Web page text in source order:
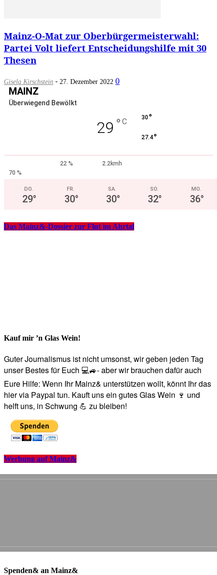
Mainz-O-Mat zur Oberbürgermeisterwahl:
Partei Volt liefert Entscheidungshilfe mit 30
Thesen
Gisela Kirschstein - 27. Dezember 2022 0
MAINZ
Überwiegend Bewölkt
29 ° C 30°
27.4°
22 %
2.2kmh
70 %
DO.
29°
FR.
30°
SA.
30°
SO.
32°
MO.
36°
Das Mainz&-Dossier zur Flut im Ahrtal
Kauf mir ’n Glas Wein!
Guter Journalismus ist nicht umsonst, wir geben jeden Tag
unser Bestes für Euch 💻🚙- aber wir brauchen dafür auch
Eure Hilfe: Wenn Ihr Mainz& unterstützen wollt, könnt Ihr das
hier via Paypal tun. Kauft uns ein gutes Glas Wein 🍷 und
helft uns, in Schwung 💪 zu bleiben!
Werbung auf Mainz&
Spenden& an Mainz&